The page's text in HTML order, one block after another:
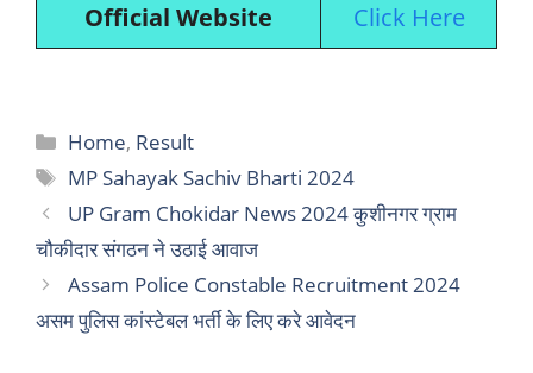
Official Website
Click Here
Categories
Home, Result
Tags
MP Sahayak Sachiv Bharti 2024
UP Gram Chokidar News 2024 कुशीनगर ग्राम
चौकीदार संगठन ने उठाई आवाज
Assam Police Constable Recruitment 2024
असम पुलिस कांस्टेबल भर्ती के लिए करे आवेदन